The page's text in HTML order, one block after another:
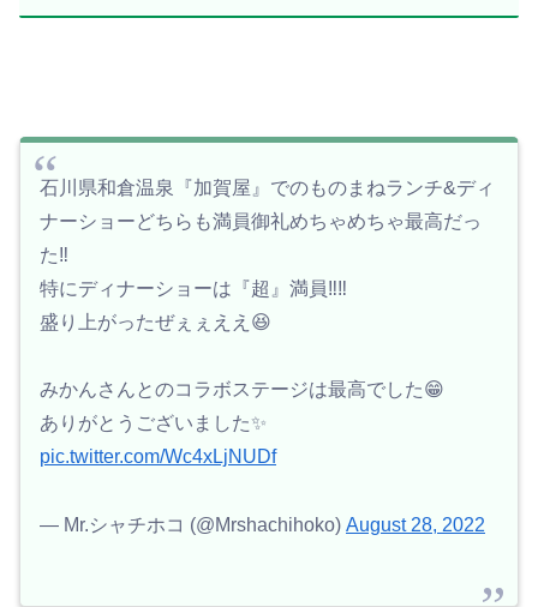
石川県和倉温泉『加賀屋』でのものまねランチ&ディ
ナーショーどちらも満員御礼めちゃめちゃ最高だっ
た‼️
特にディナーショーは『超』満員‼️‼️
盛り上がったぜぇぇええ😆
みかんさんとのコラボステージは最高でした😁
ありがとうございました✨
pic.twitter.com/Wc4xLjNUDf
— Mr.シャチホコ (@Mrshachihoko) August 28, 2022